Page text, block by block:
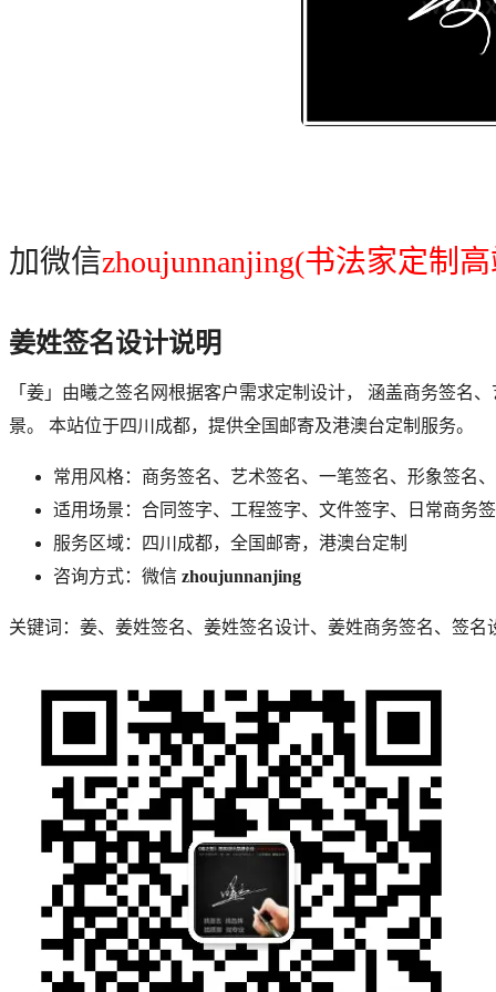
加微信zhoujunnanjing(书法家定制
姜姓签名设计说明
「 姜 」由曦之签名网根据客户需求定制设计， 涵盖商务签名
景。 本站位于四川成都，提供全国邮寄及港澳台定制服务。
常用风格：商务签名、艺术签名、一笔签名、形象签名
适用场景：合同签字、工程签字、文件签字、日常商务
服务区域：四川成都，全国邮寄，港澳台定制
咨询方式：微信 zhoujunnanjing
关键词： 姜、 姜姓签名、 姜姓签名设计、 姜姓商务签名、签名